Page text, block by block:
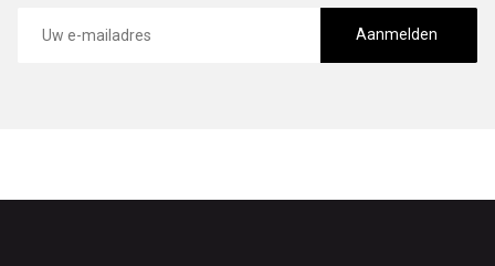
mailadres
Aanmelden